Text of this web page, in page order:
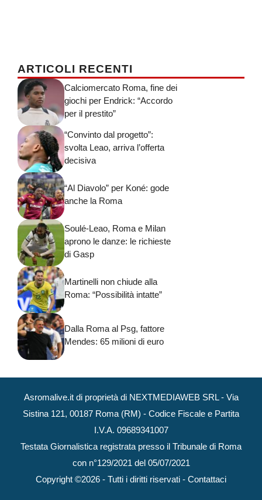
ARTICOLI RECENTI
Calciomercato Roma, fine dei
giochi per Endrick: “Accordo
per il prestito”
“Convinto dal progetto”:
svolta Leao, arriva l’offerta
decisiva
“Al Diavolo” per Koné: gode
anche la Roma
Soulé-Leao, Roma e Milan
aprono le danze: le richieste
di Gasp
Martinelli non chiude alla
Roma: “Possibilità intatte”
Dalla Roma al Psg, fattore
Mendes: 65 milioni di euro
Asromalive.it di proprietà di NEXTMEDIAWEB SRL - Via
Sistina 121, 00187 Roma (RM) - Codice Fiscale e Partita
I.V.A. 09689341007
Testata Giornalistica registrata presso il Tribunale di Roma
con n°129/2021 del 05/07/2021
Copyright ©2026 - Tutti i diritti riservati - Contattaci